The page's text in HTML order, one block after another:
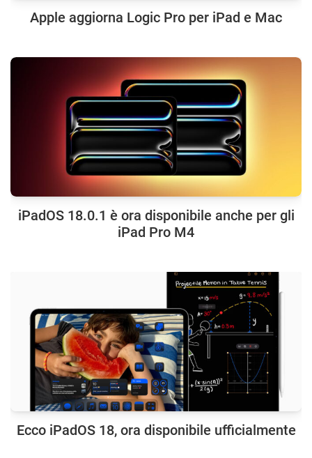
Apple aggiorna Logic Pro per iPad e Mac
iPadOS 18.0.1 è ora disponibile anche per gli
iPad Pro M4
Ecco iPadOS 18, ora disponibile ufficialmente